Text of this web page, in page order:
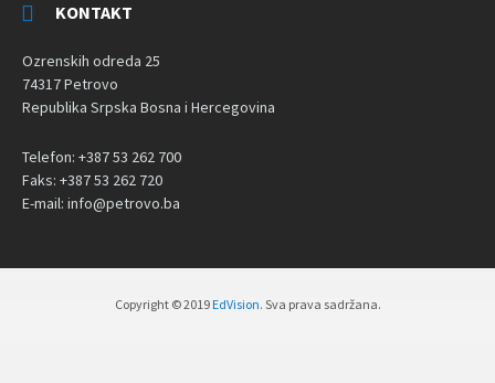
KONTAKT
Ozrenskih odreda 25
74317 Petrovo
Republika Srpska Bosna i Hercegovina
Telefon: +387 53 262 700
Faks: +387 53 262 720
E-mail: info@petrovo.ba
Copyright © 2019 EdVision. Sva prava sadržana.